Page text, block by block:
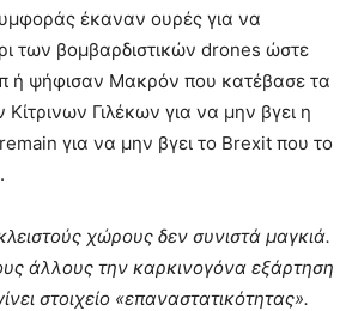
έκαναν ουρές για να
των βομβαρδιστικών drones ώστε
ή ψήφισαν Μακρόν που κατέβασε τα
Γιλέκων για να μην βγει η
για να μην βγει το Brexit που το
χώρους δεν συνιστά μαγκιά.
άλλους την καρκινογόνα εξάρτηση
στοιχείο «επαναστατικότητας».